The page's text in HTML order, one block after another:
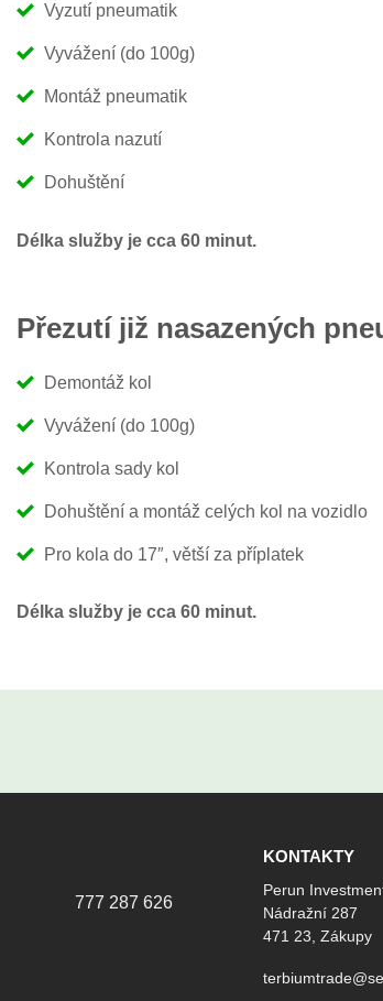
Vyzutí pneumatik
Vyvážení (do 100g)
Montáž pneumatik
Kontrola nazutí
Dohuštění
Délka služby je cca 60 minut.
Přezutí již nasazených
Demontáž kol
Vyvážení (do 100g)
Kontrola sady kol
Dohuštění a montáž celých kol na vozidlo
Pro kola do 17″, větší za příplatek
Délka služby je cca 60 minut.
777 287 626
KONTAKTY
Perun
Nádražní 287
471 23, Zákupy